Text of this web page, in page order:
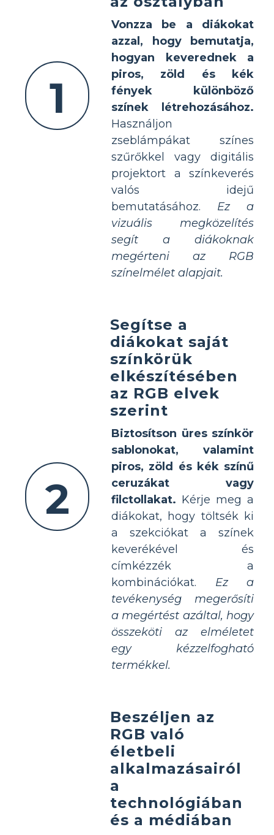
1
Vonzza be a diákokat
azzal, hogy bemutatja,
hogyan keverednek a
piros, zöld és kék
fények különböző
színek létrehozásához.
Használjon
zseblámpákat színes
szűrőkkel vagy digitális
projektort a színkeverés
valós idejű
bemutatásához. Ez a
vizuális megközelítés
segít a diákoknak
megérteni az RGB
színelmélet alapjait.
2
Segítse a
diákokat saját
színkörük
elkészítésében
az RGB elvek
szerint
Biztosítson üres színkör
sablonokat, valamint
piros, zöld és kék színű
ceruzákat vagy
filctollakat. Kérje meg a
diákokat, hogy töltsék ki
a szekciókat a színek
keverékével és
címkézzék a
kombinációkat. Ez a
tevékenység megerősíti
a megértést azáltal, hogy
összeköti az elméletet
egy kézzelfogható
termékkel.
Beszéljen az
RGB való
életbeli
alkalmazásairól
a
technológiában
és a médiában